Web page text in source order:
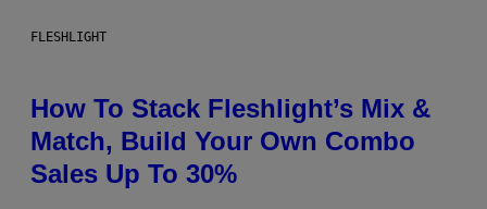
FLESHLIGHT
How To Stack Fleshlight’s Mix &
Match, Build Your Own Combo
Sales Up To 30%